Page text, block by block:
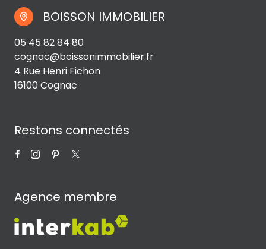
BOISSON IMMOBILIER
05 45 82 84 80
cognac@boissonimmobilier.fr
4 Rue Henri Fichon
16100 Cognac
Restons connectés
Agence membre